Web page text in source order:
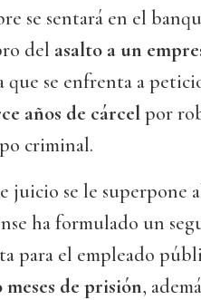
se sentará en el
del asalto a un
que se enfrenta a
años de cárcelpor
criminal.
juicio se le superpone
ha formulado un
para el empleado
meses de prisión,